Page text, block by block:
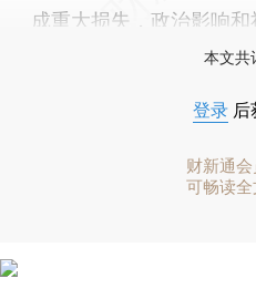
成重大损失，政治影响和
本文共
登录 后
财新通会
可畅读全